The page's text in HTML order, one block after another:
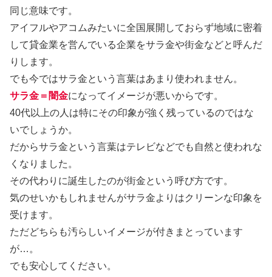
同じ意味です。
アイフルやアコムみたいに全国展開しておらず地域に密着
して貸金業を営んでいる企業をサラ金や街金などと呼んだ
りします。
でも今ではサラ金という言葉はあまり使われません。
サラ金＝闇金になってイメージが悪いからです。
40代以上の人は特にその印象が強く残っているのではな
いでしょうか。
だからサラ金という言葉はテレビなどでも自然と使われな
くなりました。
その代わりに誕生したのが街金という呼び方です。
気のせいかもしれませんがサラ金よりはクリーンな印象を
受けます。
ただどちらも汚らしいイメージが付きまとっています
が…。
でも安心してください。